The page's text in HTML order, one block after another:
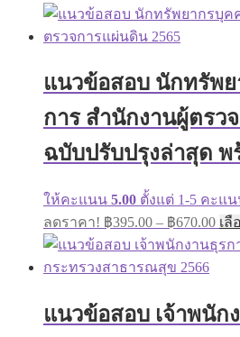
แนวข้อสอบ นักทรัพ
การ สำนักงานผู้ตรว
ฉบับปรับปรุงล่าสุด พ
ให้คะแนน 5.00 ตั้งแต่ 1-5 คะแ
ลดราคา! ฿395.00 – ฿670.00
฿
เลื
แนวข้อสอบ เจ้าพนัก